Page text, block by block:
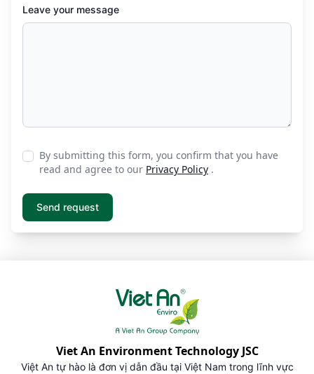
Leave your message
By submitting this form, you confirm that you have
read and agree to our Privacy Policy .
Viet An Environment Technology JSC
Việt An tự hào là đơn vị dẫn đầu tại Việt Nam trong lĩnh vực